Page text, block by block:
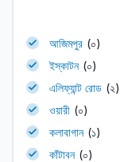
আজিমপুর (০)
ইস্কাটন (০)
এলিফ্যান্ট রোড (২)
ওয়ারী (০)
কলাবাগান (১)
কাঁটাবন (০)